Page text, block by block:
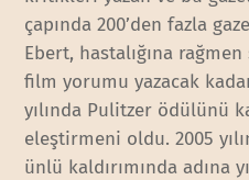
çapında 200’den fazla
Ebert, hastalığına
film yorumu yazacak
yılında Pulitzer ödülünü
eleştirmeni oldu. 2005
ünlü kaldırımında adına